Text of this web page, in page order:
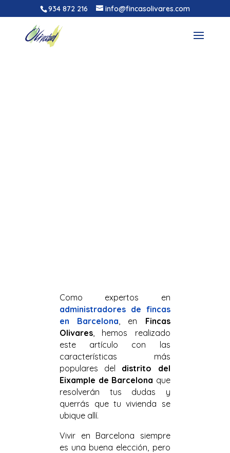
934 872 216 info@fincasolivares.com
Como expertos en
administradores de fincas
en Barcelona , en
Fincas
Olivares , hemos realizado
este artículo con las
características más
populares del distrito del
Eixample de Barcelona que
resolverán tus dudas y
querrás que tu vivienda se
ubique allí.
Vivir en Barcelona siempre
es una buena elección, pero